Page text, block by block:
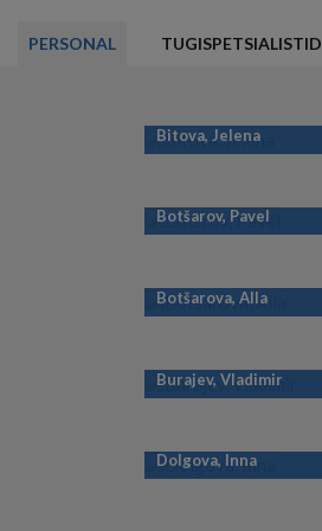
PERSONAL TUGISPETSIALISTID
Bitova, Jelena
Botšarov, Pavel
Botšarova, Alla
Burajev, Vladimir
Dolgova, Inna